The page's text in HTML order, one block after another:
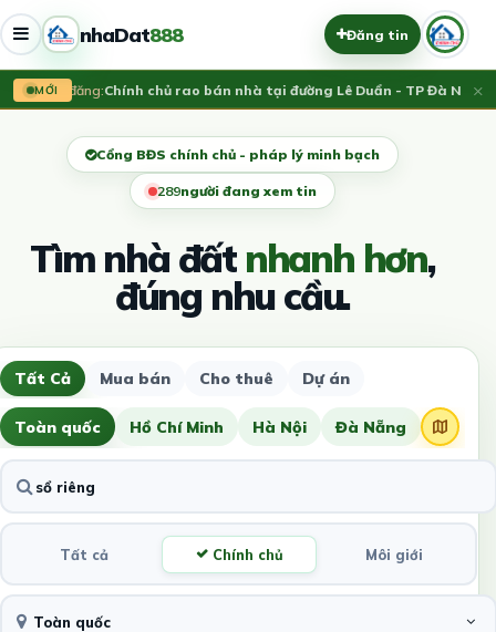
nhaDat888 Đăng tin
MỚI
Vừa đăng:Chính chủ rao bán nhà tại đường Lê Duẩn - TP Đà Nẵng;×
Cổng BĐS chính chủ - pháp lý minh bạch
292người đang xem tin
Tìm nhà đấtnhanh hơn,
đúng nhu cầu.
Tất Cả Mua bán Cho thuê Dự án
Toàn quốc Hồ Chí Minh Hà Nội Đà Nẵng
Tất cả Chính chủ Môi giới
Toàn quốc